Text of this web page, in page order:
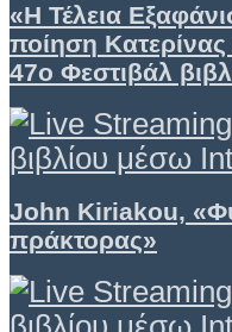
«Η Τέλεια
ποίηση
47ο Φεστιβάλ
John Kiriakou,
πράκτορας»